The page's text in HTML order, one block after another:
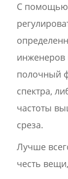
С помощью
инженеров
полочный
спектра,
частоты
среза.
Лучше
честь